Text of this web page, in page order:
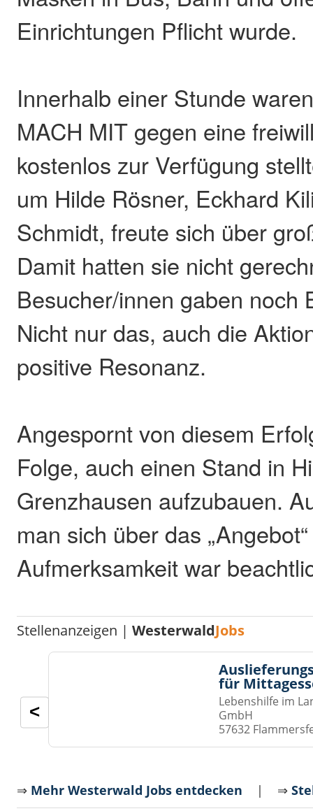
Einrichtungen Pflicht wurde.
Innerhalb einer Stunde
MACH MIT gegen eine
kostenlos zur Verfügung
um Hilde Rösner, Eckhard
Schmidt, freute sich über
Damit hatten sie nicht
Besucher/innen gaben noch
Nicht nur das, auch die
positive Resonanz.
Angespornt von diesem
Folge, auch einen Stand in
Grenzhausen aufzubauen.
man sich über das
Aufmerksamkeit war
Stellenanzeigen |WesterwaldJobs
für
Lebenshilfe im
GmbH
57632
<
⇒ Mehr Westerwald Jobs entdecken | ⇒